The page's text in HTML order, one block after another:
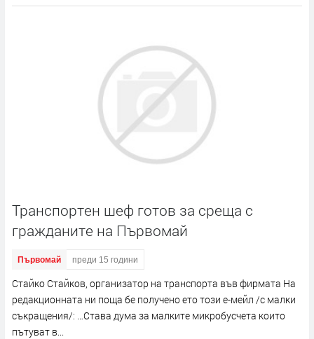
Транспортен шеф готов за среща с
гражданите на Първомай
Първомай преди 15 години
Стайко Стайков, организатор на транспорта във фирмата На
редакционната ни поща бе получено ето този е-мeйл /с малки
съкращения/: …Става дума за малките микробусчета които
пътуват в...